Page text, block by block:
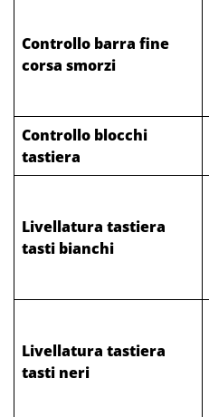
Controllo barra fine
corsa smorzi
Controllo blocchi
tastiera
Livellatura tastiera
tasti bianchi
Livellatura tastiera
tasti neri